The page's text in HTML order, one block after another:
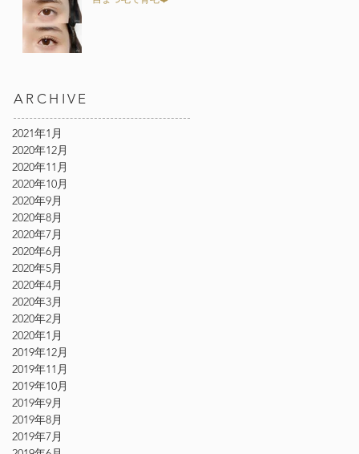
ARCHIVE
2021年1月
2020年12月
2020年11月
2020年10月
2020年9月
2020年8月
2020年7月
2020年6月
2020年5月
2020年4月
2020年3月
2020年2月
2020年1月
2019年12月
2019年11月
2019年10月
2019年9月
2019年8月
2019年7月